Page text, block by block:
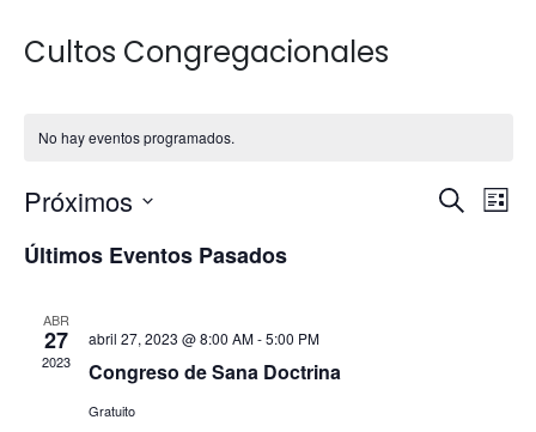
Cultos Congregacionales
No hay eventos programados.
Buscar
Lista
Próximos
la
Últimos Eventos Pasados
ABR
27
2023
abril 27, 2023 @ 8:00 AM-5:00 PM
Congreso de Sana Doctrina
Gratuito